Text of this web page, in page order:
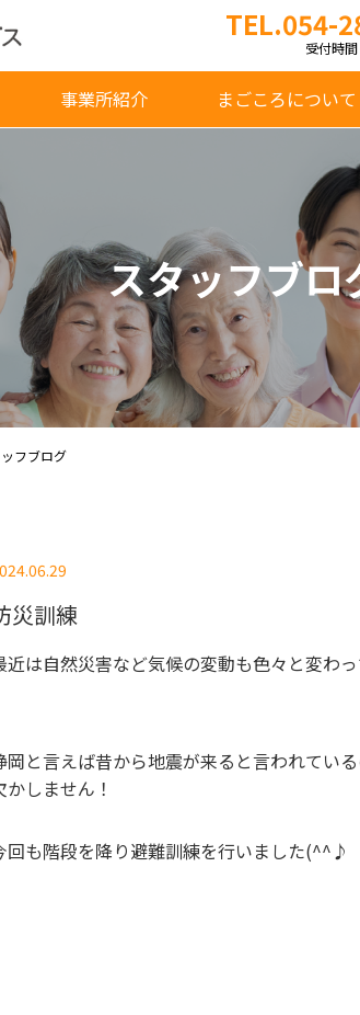
TEL.054-
受付時
事業所紹介 まごころについて
スタッフブロ
フブログ
災訓練
近は自然災害など気候の変動も色々と変わっ
岡と言えば昔から地震が来ると言われてい
かしません！
回も階段を降り避難訓練を行いました(^^♪